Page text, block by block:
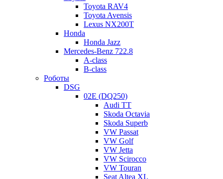
Toyota RAV4
Toyota Avensis
Lexus NX200T
Honda
Honda Jazz
Mercedes-Benz 722.8
A-class
B-class
Роботы
DSG
02E (DQ250)
Audi TT
Skoda Octavia
Skoda Superb
VW Passat
VW Golf
VW Jetta
VW Scirocco
VW Touran
Seat Altea XL
© 2026 Ремонт и диагностика АКПП. Ремонт АКПП | ремонт
коробок автомат | диагностика акппАКПП-МСК.РФ